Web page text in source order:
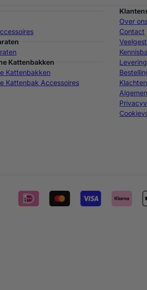
Kattenbakken
Kattenbakken
Kattenbak Accessoires
Over
Contact